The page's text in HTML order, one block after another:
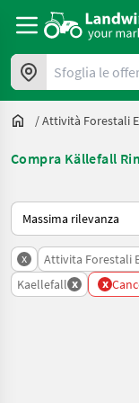
Sfoglia le offerte
/Attività Forestali
Compra Källefall
Ecco come viene
x Attivita Forestali
Kaellefall x x